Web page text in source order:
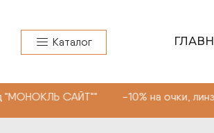
Каталог
-10% на очки, линзы